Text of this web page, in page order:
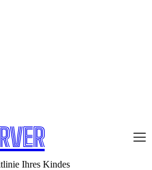
Ihres Kindes